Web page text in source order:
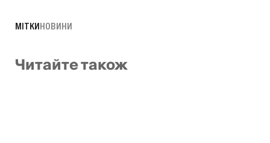
МІТКИНОВИНИ
Читайте також